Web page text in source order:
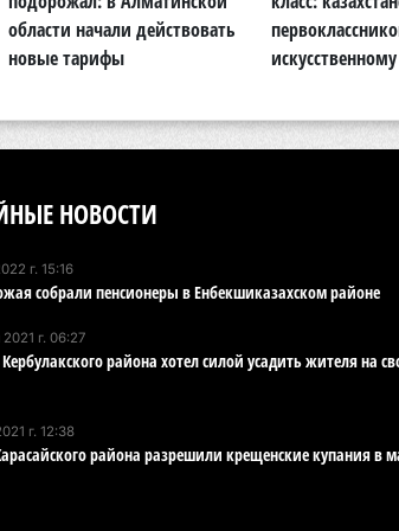
6
6
5
5
области начали действовать
новые тарифы
НОВОСТИ
г. 15:16
собрали пенсионеры в Енбекшиказахском районе
г. 06:27
района хотел силой усадить жителя на
г. 12:38
района разрешили крещенские купания в